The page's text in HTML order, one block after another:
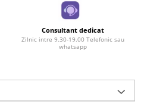
Consultant dedicat
Zilnic intre 9.30-19.00 Telefonic sau
whatsapp